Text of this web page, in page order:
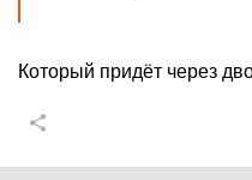
Который придёт через